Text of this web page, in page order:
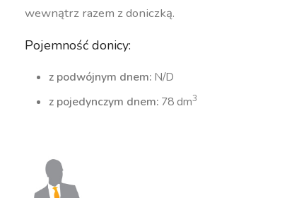
wewnątrz razem z doniczką.
Pojemność donicy:
z podwójnym dnem: N/D
z pojedynczym dnem: 78 dm3